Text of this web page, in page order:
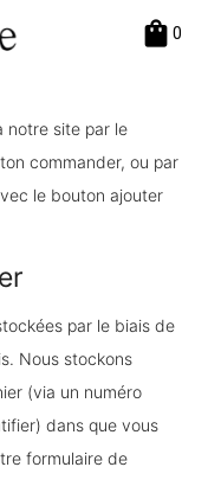
shopping_bag 0
notre site par le
commander, ou par
le bouton ajouter
par le biais de
Nous stockons
(via un numéro
dans que vous
formulaire de